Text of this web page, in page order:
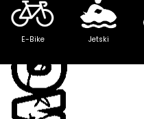
E-Bike Jetski